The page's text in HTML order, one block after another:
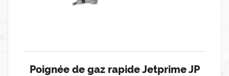
Poignée de gaz rapide Jetprime JP